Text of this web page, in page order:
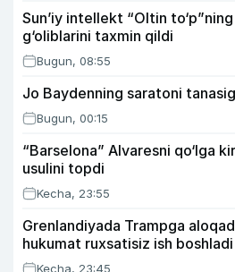
Sun’iy intellekt “Oltin
g‘oliblarini taxmin qildi
Bugun, 08:55
Jo Baydenning saratoni
Bugun, 00:15
“Barselona” Alvaresni qo‘lga
usulini topdi
Kecha, 23:55
Grenlandiyada Trampga
hukumat ruxsatisiz ish boshladi
Kecha, 23:45